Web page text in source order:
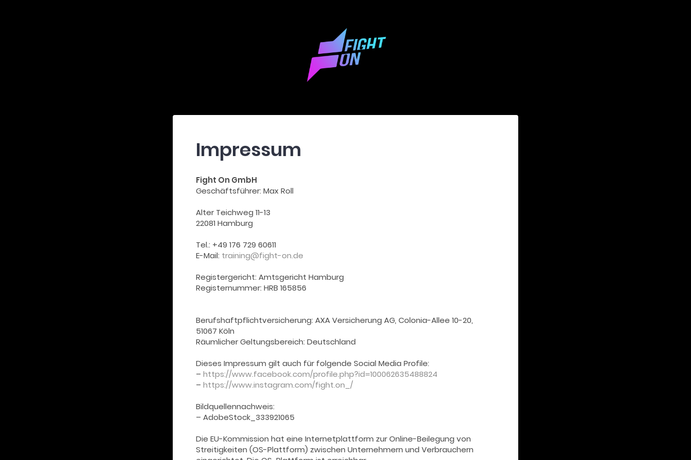
Impressum
Fight On GmbH
Geschäftsführer: Max Roll
Alter Teichweg 11-13
22081 Hamburg
Tel.: +49 176 729 60611
E-Mail: training@fight-on.de
Registergericht: Amtsgericht Hamburg
Registernummer: HRB 165856
Berufshaftpflichtversicherung: AXA Versicherung AG, Colonia-Allee 10-20,
51067 Köln
Räumlicher Geltungsbereich: Deutschland
Dieses Impressum gilt auch für folgende Social Media Profile:
– https://www.facebook.com/profile.php?id=100062635488824
– https://www.instagram.com/fight.on_/
Bildquellennachweis:
– AdobeStock_333921065
Die EU-Kommission hat eine Internetplattform zur Online-Beilegung von
Streitigkeiten (OS-Plattform) zwischen Unternehmern und Verbrauchern